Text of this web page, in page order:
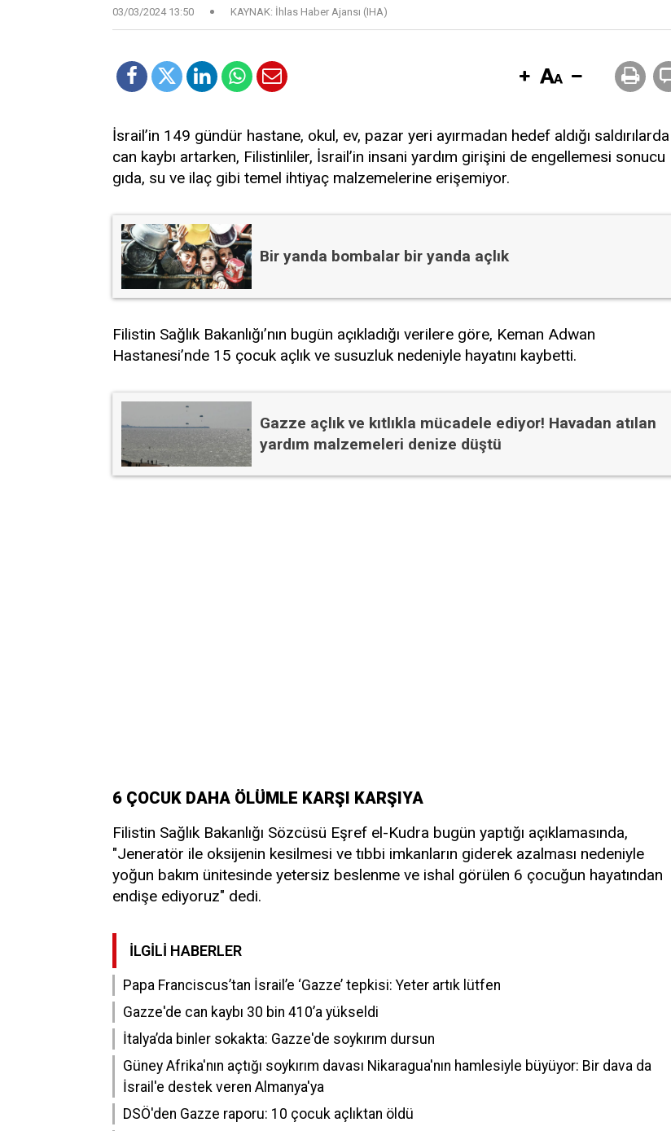
03/03/2024 13:50 KAYNAK: İhlas Haber Ajansı (IHA)
İsrail’in 149 gündür hastane, okul, ev, pazar yeri ayırmadan hedef aldığı saldırılarda
can kaybı artarken, Filistinliler, İsrail’in insani yardım girişini de engellemesi sonucu
gıda, su ve ilaç gibi temel ihtiyaç malzemelerine erişemiyor.
Bir yanda bombalar bir yanda açlık
Filistin Sağlık Bakanlığı’nın bugün açıkladığı verilere göre, Keman Adwan
Hastanesi’nde 15 çocuk açlık ve susuzluk nedeniyle hayatını kaybetti.
Gazze açlık ve kıtlıkla mücadele ediyor! Havadan atılan
yardım malzemeleri denize düştü
6 ÇOCUK DAHA ÖLÜMLE KARŞI KARŞIYA
Filistin Sağlık Bakanlığı Sözcüsü Eşref el-Kudra bugün yaptığı açıklamasında,
"Jeneratör ile oksijenin kesilmesi ve tıbbi imkanların giderek azalması nedeniyle
yoğun bakım ünitesinde yetersiz beslenme ve ishal görülen 6 çocuğun hayatından
endişe ediyoruz" dedi.
İLGILI HABERLER
Papa Franciscus’tan İsrail’e ‘Gazze’ tepkisi: Yeter artık lütfen
Gazze'de can kaybı 30 bin 410’a yükseldi
İtalya’da binler sokakta: Gazze'de soykırım dursun
Güney Afrika'nın açtığı soykırım davası Nikaragua'nın hamlesiyle büyüyor: Bir dava da
İsrail'e destek veren Almanya'ya
DSÖ'den Gazze raporu: 10 çocuk açlıktan öldü